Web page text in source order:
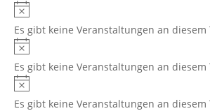
Es gibt keine Veranstaltungen an diesem
Es gibt keine Veranstaltungen an diesem
Es gibt keine Veranstaltungen an diesem